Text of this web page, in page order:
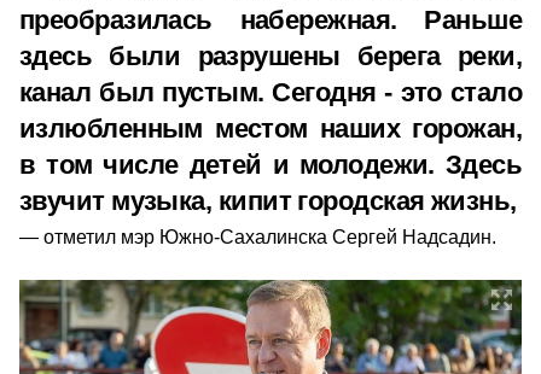
преобразилась набережная. Раньше
здесь были разрушены берега реки,
канал был пустым. Сегодня - это стало
излюбленным местом наших горожан,
в том числе детей и молодежи. Здесь
звучит музыка, кипит городская жизнь,
отметил мэр Южно-Сахалинска Сергей Надсадин.